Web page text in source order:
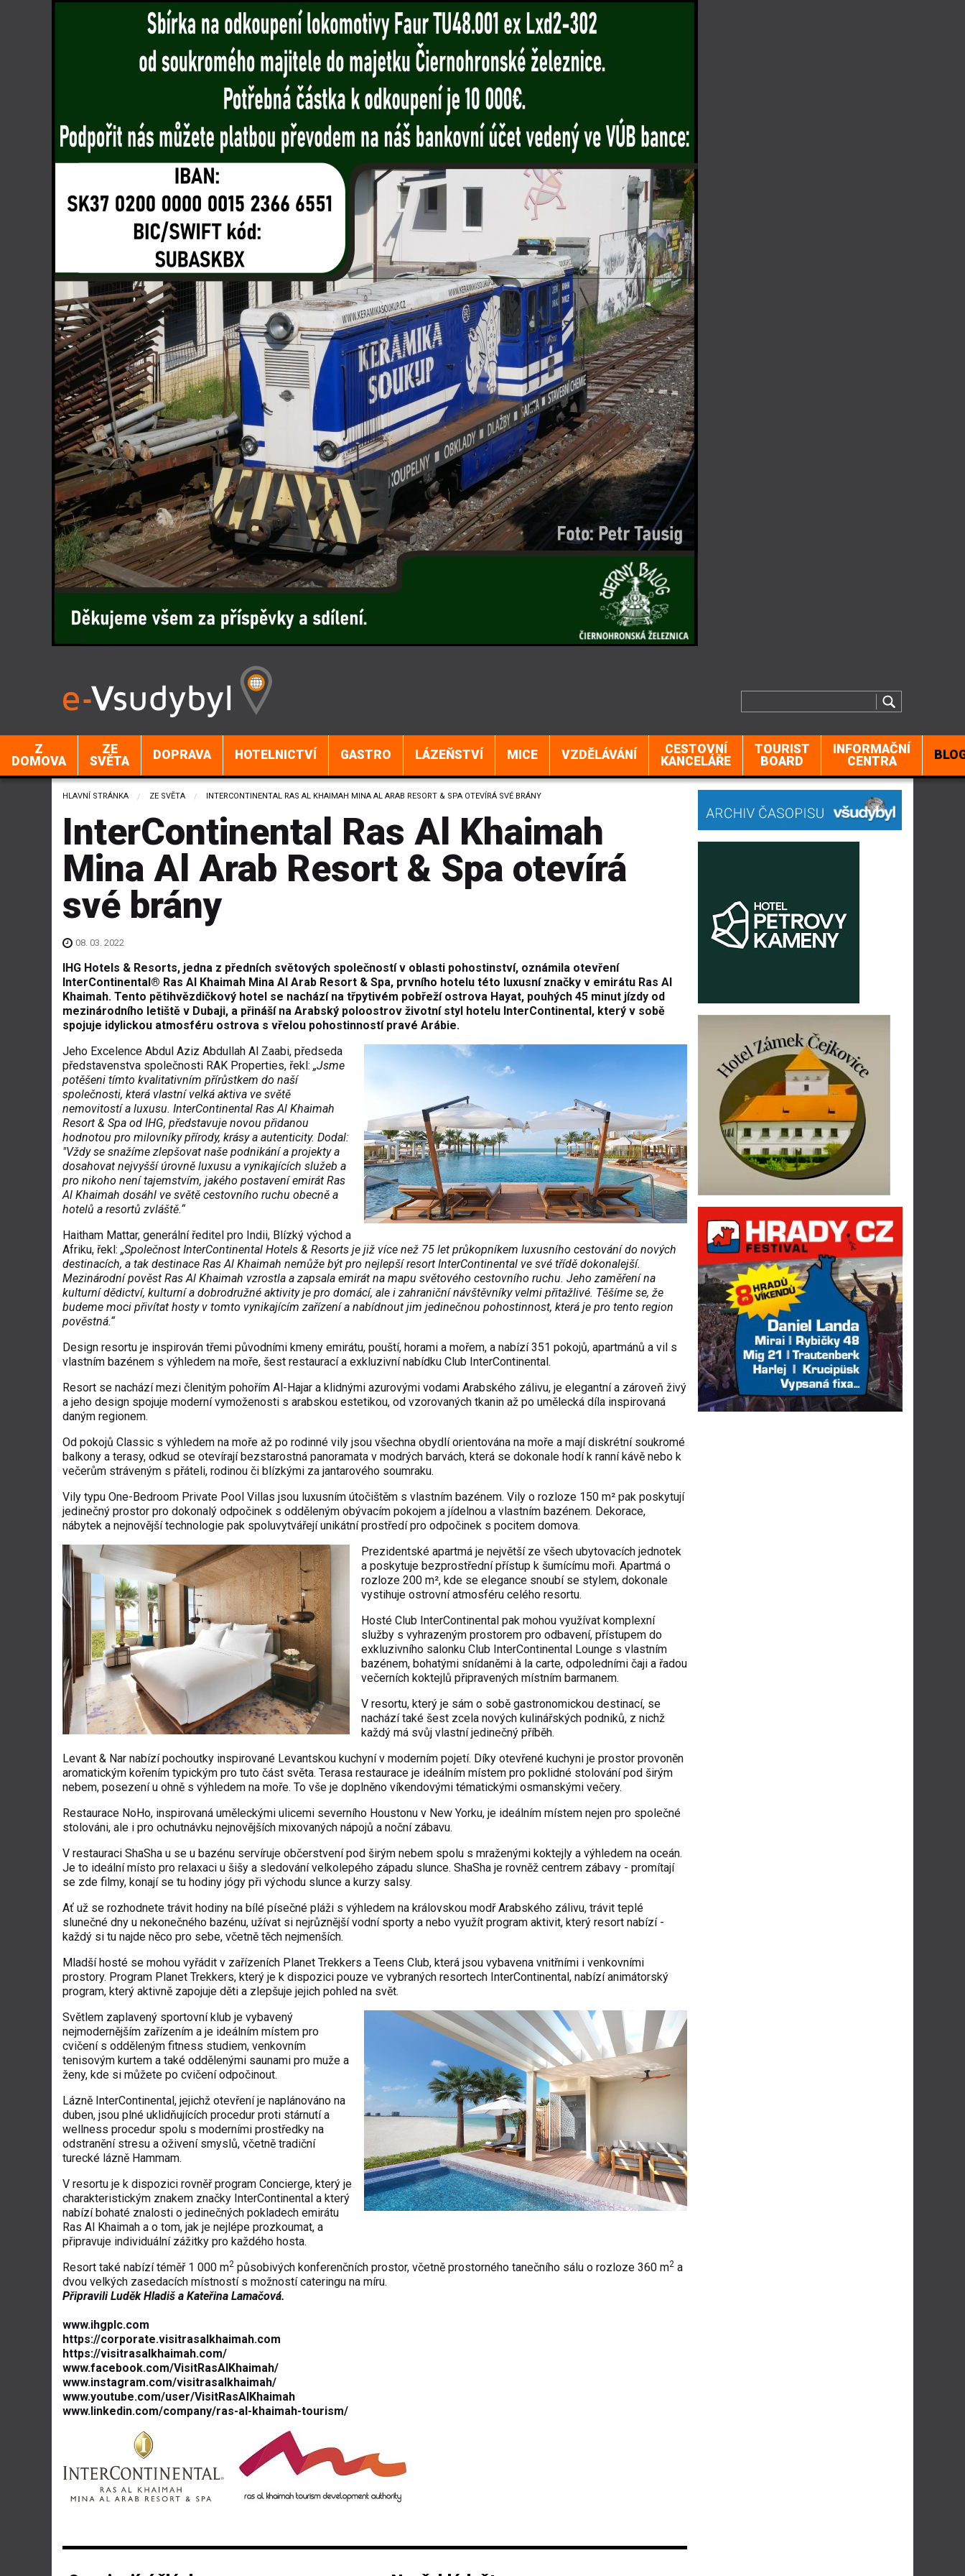
Z
DOMOVA
ZE
SVĚTA
DOPRAVA HOTELNICTVÍ GASTRO LÁZEŇSTVÍ MICE VZDĚLÁVÁNÍ
CESTOVNÍ
KANCELÁŘE
TOURIST
BOARD
INFORMAČNÍ
CENTRA
HLAVNÍ STRÁNKA ZE SVĚTA CURRENT:
INTERCONTINENTAL RAS AL KHAIMAH MINA AL ARAB RESORT & SPA OTEVÍRÁ SVÉ BRÁNY
InterContinental Ras Al Khaimah
Mina Al Arab Resort & Spa otevírá
své brány
08. 03. 2022
IHG Hotels & Resorts, jedna z předních světových společností v oblasti pohostinství, oznámila otevření
InterContinental® Ras Al Khaimah Mina Al Arab Resort & Spa, prvního hotelu této luxusní značky v emirátu Ras Al
Khaimah. Tento pětihvězdičkový hotel se nachází na třpytivém pobřeží ostrova Hayat, pouhých 45 minut jízdy od
mezinárodního letiště v Dubaji, a přináší na Arabský poloostrov životní styl hotelu InterContinental, který v sobě
spojuje idylickou atmosféru ostrova s vřelou pohostinností pravé Arábie.
Jeho Excelence Abdul Aziz Abdullah Al Zaabi, předseda
představenstva společnosti RAK Properties, řekl: „Jsme
potěšeni tímto kvalitativním přírůstkem do naší
společnosti, která vlastní velká aktiva ve světě
nemovitostí a luxusu. InterContinental Ras Al Khaimah
Resort & Spa od IHG, představuje novou přidanou
hodnotou pro milovníky přírody, krásy a autenticity. Dodal:
"Vždy se snažíme zlepšovat naše podnikání a projekty a
dosahovat nejvyšší úrovně luxusu a vynikajících služeb a
pro nikoho není tajemstvím, jakého postavení emirát Ras
Al Khaimah dosáhl ve světě cestovního ruchu obecně a
hotelů a resortů zvláště.“
Haitham Mattar, generální ředitel pro Indii, Blízký východ a
Afriku, řekl: „Společnost InterContinental Hotels & Resorts je již více než 75 let průkopníkem luxusního cestování do nových
destinacích, a tak destinace Ras Al Khaimah nemůže být pro nejlepší resort InterContinental ve své třídě dokonalejší.
Mezinárodní pověst Ras Al Khaimah vzrostla a zapsala emirát na mapu světového cestovního ruchu. Jeho zaměření na
kulturní dědictví, kulturní a dobrodružné aktivity je pro domácí, ale i zahraniční návštěvníky velmi přitažlivé. Těšíme se, že
budeme moci přivítat hosty v tomto vynikajícím zařízení a nabídnout jim jedinečnou pohostinnost, která je pro tento region
pověstná.“
Design resortu je inspirován třemi původními kmeny emirátu, pouští, horami a mořem, a nabízí 351 pokojů, apartmánů a vil s
vlastním bazénem s výhledem na moře, šest restaurací a exkluzivní nabídku Club InterContinental.
Resort se nachází mezi členitým pohořím Al-Hajar a klidnými azurovými vodami Arabského zálivu, je elegantní a zároveň živý
a jeho design spojuje moderní vymoženosti s arabskou estetikou, od vzorovaných tkanin až po umělecká díla inspirovaná
daným regionem.
Od pokojů Classic s výhledem na moře až po rodinné vily jsou všechna obydlí orientována na moře a mají diskrétní soukromé
balkony a terasy, odkud se otevírají bezstarostná panoramata v modrých barvách, která se dokonale hodí k ranní kávě nebo k
večerům stráveným s přáteli, rodinou či blízkými za jantarového soumraku.
Vily typu One-Bedroom Private Pool Villas jsou luxusním útočištěm s vlastním bazénem. Vily o rozloze 150 m² pak poskytují
jedinečný prostor pro dokonalý odpočinek s odděleným obývacím pokojem a jídelnou a vlastním bazénem. Dekorace,
nábytek a nejnovější technologie pak spoluvytvářejí unikátní prostředí pro odpočinek s pocitem domova.
Prezidentské apartmá je největší ze všech ubytovacích jednotek
a poskytuje bezprostřední přístup k šumícímu moři. Apartmá o
rozloze 200 m², kde se elegance snoubí se stylem, dokonale
vystihuje ostrovní atmosféru celého resortu.
Hosté Club InterContinental pak mohou využívat komplexní
služby s vyhrazeným prostorem pro odbavení, přístupem do
exkluzivního salonku Club InterContinental Lounge s vlastním
bazénem, bohatými snídaněmi à la carte, odpoledními čaji a řadou
večerních koktejlů připravených místním barmanem.
V resortu, který je sám o sobě gastronomickou destinací, se
nachází také šest zcela nových kulinářských podniků, z nichž
každý má svůj vlastní jedinečný příběh.
Levant & Nar nabízí pochoutky inspirované Levantskou kuchyní v moderním pojetí. Díky otevřené kuchyni je prostor provoněn
aromatickým kořením typickým pro tuto část světa. Terasa restaurace je ideálním místem pro poklidné stolování pod širým
nebem, posezení u ohně s výhledem na moře. To vše je doplněno víkendovými tématickými osmanskými večery.
Restaurace NoHo, inspirovaná uměleckými ulicemi severního Houstonu v New Yorku, je ideálním místem nejen pro společné
stolováni, ale i pro ochutnávku nejnovějších mixovaných nápojů a noční zábavu.
V restauraci ShaSha u se u bazénu servíruje občerstvení pod širým nebem spolu s mraženými koktejly a výhledem na oceán.
Je to ideální místo pro relaxaci u šišy a sledování velkolepého západu slunce. ShaSha je rovněž centrem zábavy - promítají
se zde filmy, konají se tu hodiny jógy při východu slunce a kurzy salsy.
Ať už se rozhodnete trávit hodiny na bílé písečné pláži s výhledem na královskou modř Arabského zálivu, trávit teplé
slunečné dny u nekonečného bazénu, užívat si nejrůznější vodní sporty a nebo využít program aktivit, který resort nabízí -
každý si tu najde něco pro sebe, včetně těch nejmenších.
Mladší hosté se mohou vyřádit v zařízeních Planet Trekkers a Teens Club, která jsou vybavena vnitřními i venkovními
prostory. Program Planet Trekkers, který je k dispozici pouze ve vybraných resortech InterContinental, nabízí animátorský
program, který aktivně zapojuje děti a zlepšuje jejich pohled na svět.
Světlem zaplavený sportovní klub je vybavený
nejmodernějším zařízením a je ideálním místem pro
cvičení s odděleným fitness studiem, venkovním
tenisovým kurtem a také oddělenými saunami pro muže a
ženy, kde si můžete po cvičení odpočinout.
Lázně InterContinental, jejichž otevření je naplánováno na
duben, jsou plné uklidňujících procedur proti stárnutí a
wellness procedur spolu s moderními prostředky na
odstranění stresu a oživení smyslů, včetně tradiční
turecké lázně Hammam.
V resortu je k dispozici rovněř program Concierge, který je
charakteristickým znakem značky InterContinental a který
nabízí bohaté znalosti o jedinečných pokladech emirátu
Ras Al Khaimah a o tom, jak je nejlépe prozkoumat, a
připravuje individuální zážitky pro každého hosta.
Resort také nabízí téměř 1 000 m2 působivých konferenčních prostor, včetně prostorného tanečního sálu o rozloze 360 m2 a
dvou velkých zasedacích místností s možností cateringu na míru.
Připravili Luděk Hladiš a Kateřina Lamačová.
www.ihgplc.com
https://corporate.visitrasalkhaimah.com
https://visitrasalkhaimah.com/
www.facebook.com/VisitRasAlKhaimah/
www.instagram.com/visitrasalkhaimah/
www.youtube.com/user/VisitRasAlKhaimah
www.linkedin.com/company/ras-al-khaimah-tourism/